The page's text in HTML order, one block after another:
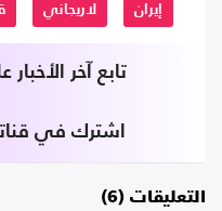
إيران لاريجاني
تابع آخر
اشترك في
التعليقات (6)